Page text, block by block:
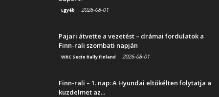
Egyéb 2026-08-01
Pajari átvette a vezetést – drámai fordulatok a
Finn-rali szombati napján
WRC Secto Rally Finland 2026-08-01
Finn-rali – 1. nap: A Hyundai eltökélten folytatja a
küzdelmet az...